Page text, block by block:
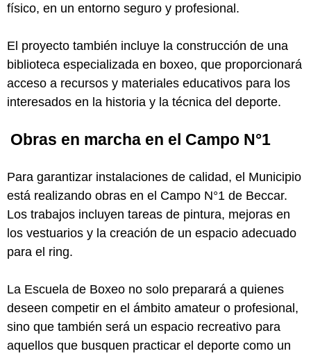
físico, en un entorno seguro y profesional.
El proyecto también incluye la construcción de una
biblioteca especializada en boxeo, que proporcionará
acceso a recursos y materiales educativos para los
interesados en la historia y la técnica del deporte.
Obras en marcha en el Campo N°1
Para garantizar instalaciones de calidad, el Municipio
está realizando obras en el Campo N°1 de Beccar.
Los trabajos incluyen tareas de pintura, mejoras en
los vestuarios y la creación de un espacio adecuado
para el ring.
La Escuela de Boxeo no solo preparará a quienes
deseen competir en el ámbito amateur o profesional,
sino que también será un espacio recreativo para
aquellos que busquen practicar el deporte como un